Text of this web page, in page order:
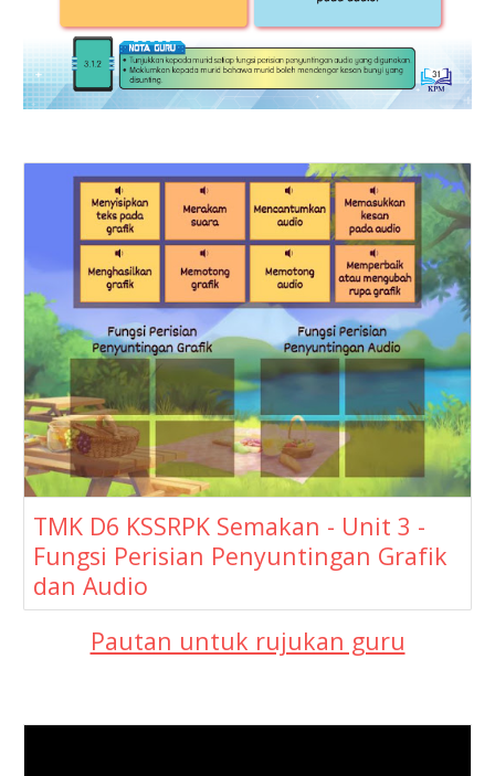
TMK D6 KSSRPK Semakan - Unit 3 -
Fungsi Perisian Penyuntingan Grafik
dan Audio
Pautan untuk rujukan guru